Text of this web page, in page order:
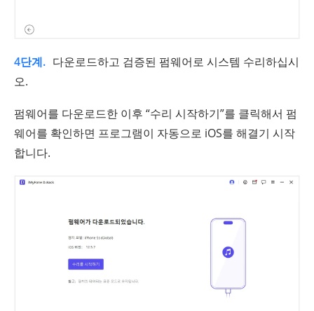
4단계. 다운로드하고 검증된 펌웨어로 시스템 수리하십시
오.
펌웨어를 다운로드한 이후 “수리 시작하기”를 클릭해서 펌
웨어를 확인하면 프로그램이 자동으로 iOS를 해결기 시작
합니다.